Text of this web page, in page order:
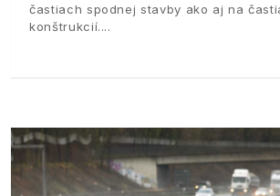
častiach spodnej stavby ako aj na
konštrukcií.